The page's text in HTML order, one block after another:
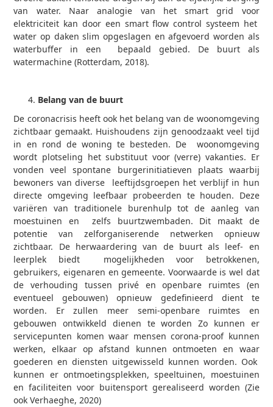
van water. Naar analogie van het smart grid voor
elektriciteit kan door een smart flow control systeem het
water op daken slim opgeslagen en afgevoerd worden als
waterbuffer in een bepaald gebied. De buurt als
watermachine (Rotterdam, 2018).
Belang van de buurt
De coronacrisis heeft ook het belang van de woonomgeving
zichtbaar gemaakt. Huishoudens zijn genoodzaakt veel tijd
in en rond de woning te besteden. De woonomgeving
wordt plotseling het substituut voor (verre) vakanties. Er
vonden veel spontane burgerinitiatieven plaats waarbij
bewoners van diverse leeftijdsgroepen het verblijf in hun
directe omgeving leefbaar probeerden te houden. Deze
variëren van traditionele burenhulp tot de aanleg van
moestuinen en zelfs buurtzwembaden. Dit maakt de
potentie van zelforganiserende netwerken opnieuw
zichtbaar. De herwaardering van de buurt als leef- en
leerplek biedt mogelijkheden voor betrokkenen,
gebruikers, eigenaren en gemeente. Voorwaarde is wel dat
de verhouding tussen privé en openbare ruimtes (en
eventueel gebouwen) opnieuw gedefinieerd dient te
worden. Er zullen meer semi-openbare ruimtes en
gebouwen ontwikkeld dienen te worden Zo kunnen er
servicepunten komen waar mensen corona-proof kunnen
werken, elkaar op afstand kunnen ontmoeten en waar
goederen en diensten uitgewisseld kunnen worden. Ook
kunnen er ontmoetingsplekken, speeltuinen, moestuinen
en faciliteiten voor buitensport gerealiseerd worden (Zie
ook Verhaeghe, 2020)